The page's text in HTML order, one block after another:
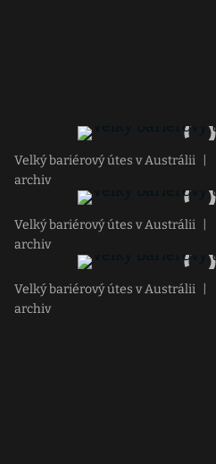
Velký bariérový útes v Austrálii
archiv
Velký bariérový útes v Austrálii
archiv
Velký bariérový útes v Austrálii
archiv